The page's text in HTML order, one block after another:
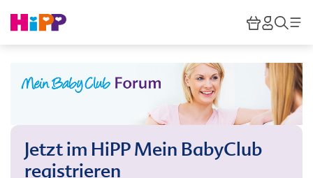
HiPP
Jetzt im HiPP Mein BabyClub
registrieren